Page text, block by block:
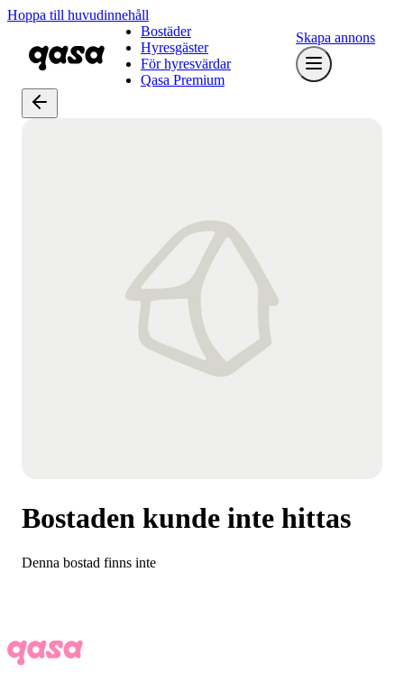
Hoppa till huvudinnehåll
Bostäder
Hyresgäster
För hyresvärdar
Qasa Premium
Skapa annons
Bostaden kunde inte hittas
Denna bostad finns inte